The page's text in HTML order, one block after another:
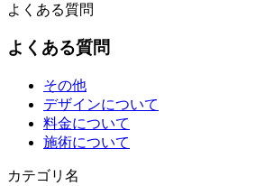
よくある質問
よくある質問
その他
デザインについて
料金について
施術について
カテゴリ名